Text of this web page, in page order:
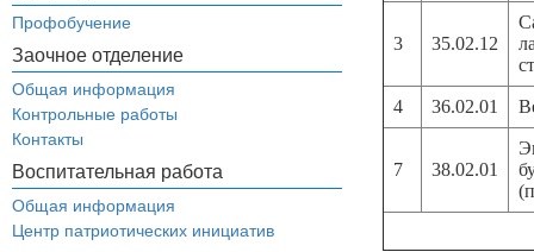
Профобучение
Заочное отделение
Общая информация
Контрольные работы
Контакты
Воспитательная работа
Общая информация
Центр патриотических инициатив
3 35.02.12
4 36.02.01
7 38.02.01